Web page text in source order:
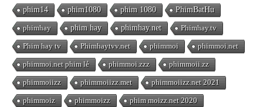
phim14 phim1080 phim 1080 PhimBatHu
phimhay phim hay phimhay.net Phimhay.tv
Phim hay tv Phimhaytvv.net phimmoi phimmoi.net
phimmoi.net phim lẻ phimmoi.zzz phimmoii.zz
phimmoiizz phimmoiizz.met phimmoiizz.net 2021
phimmoiz phimmoizz phim moizz.net 2020